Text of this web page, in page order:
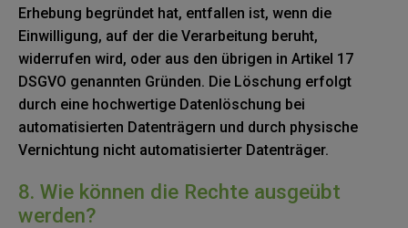
Erhebung begründet hat, entfallen ist, wenn die
Einwilligung, auf der die Verarbeitung beruht,
widerrufen wird, oder aus den übrigen in Artikel 17
DSGVO genannten Gründen. Die Löschung erfolgt
durch eine hochwertige Datenlöschung bei
automatisierten Datenträgern und durch physische
Vernichtung nicht automatisierter Datenträger.
8. Wie können die Rechte ausgeübt
werden?